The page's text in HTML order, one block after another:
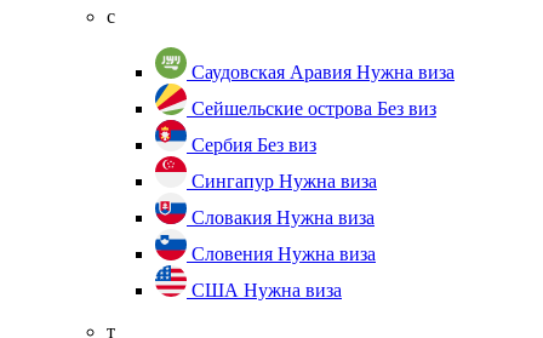
с
Саудовская Аравия Нужна виза
Сейшельские острова Без виз
Сербия Без виз
Сингапур Нужна виза
Словакия Нужна виза
Словения Нужна виза
США Нужна виза
т